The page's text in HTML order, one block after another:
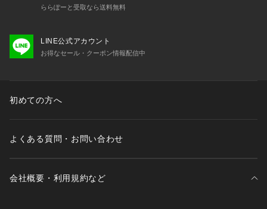
ららぽーと受取なら送料無料
LINE公式アカウント
お得なセール・クーポン情報配信中
初めての方へ
よくある質問・お問い合わせ
会社概要・利用規約など